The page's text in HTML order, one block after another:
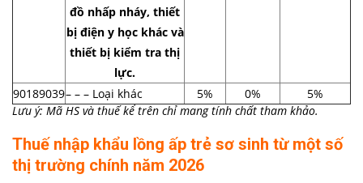
đồ nhấp nháy, thiết
bị điện y học khác và
thiết bị kiểm tra thị
lực.
90189039– – – Loại khác 5% 0%
5%
Lưu ý: Mã HS và thuế kể trên chỉ mang tính chất tham khảo.
Thuế nhập khẩu lồng ấp trẻ sơ sinh từ một số
thị trường chính năm 2026